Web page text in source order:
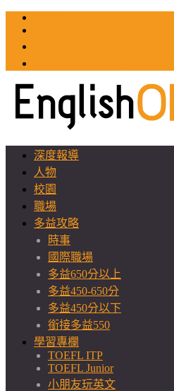
深度報導
人物
校園
職場
多益攻略
時事
國際職場
多益650分以上
多益450-650分
多益450分以下
銜接多益550
學習專欄
TOEFL ITP
TOEFL Junior
小朋友玩英文